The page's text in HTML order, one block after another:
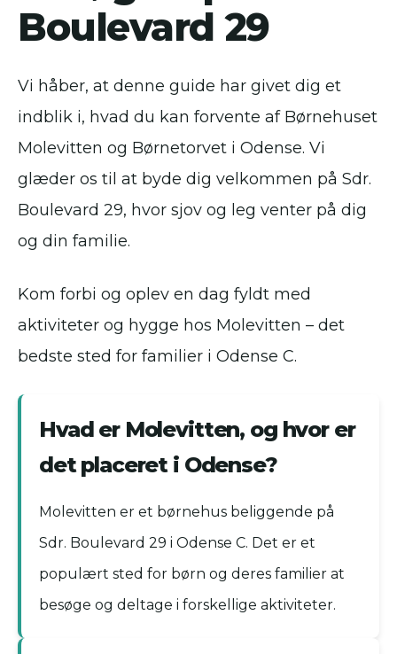
Boulevard 29
Vi håber, at denne guide har givet dig et
indblik i, hvad du kan forvente af Børnehuset
Molevitten og Børnetorvet i Odense. Vi
glæder os til at byde dig velkommen på Sdr.
Boulevard 29, hvor sjov og leg venter på dig
og din familie.
Kom forbi og oplev en dag fyldt med
aktiviteter og hygge hos Molevitten – det
bedste sted for familier i Odense C.
Hvad er Molevitten, og hvor er
det placeret i Odense?
Molevitten er et børnehus beliggende på
Sdr. Boulevard 29 i Odense C. Det er et
populært sted for børn og deres familier at
besøge og deltage i forskellige aktiviteter.